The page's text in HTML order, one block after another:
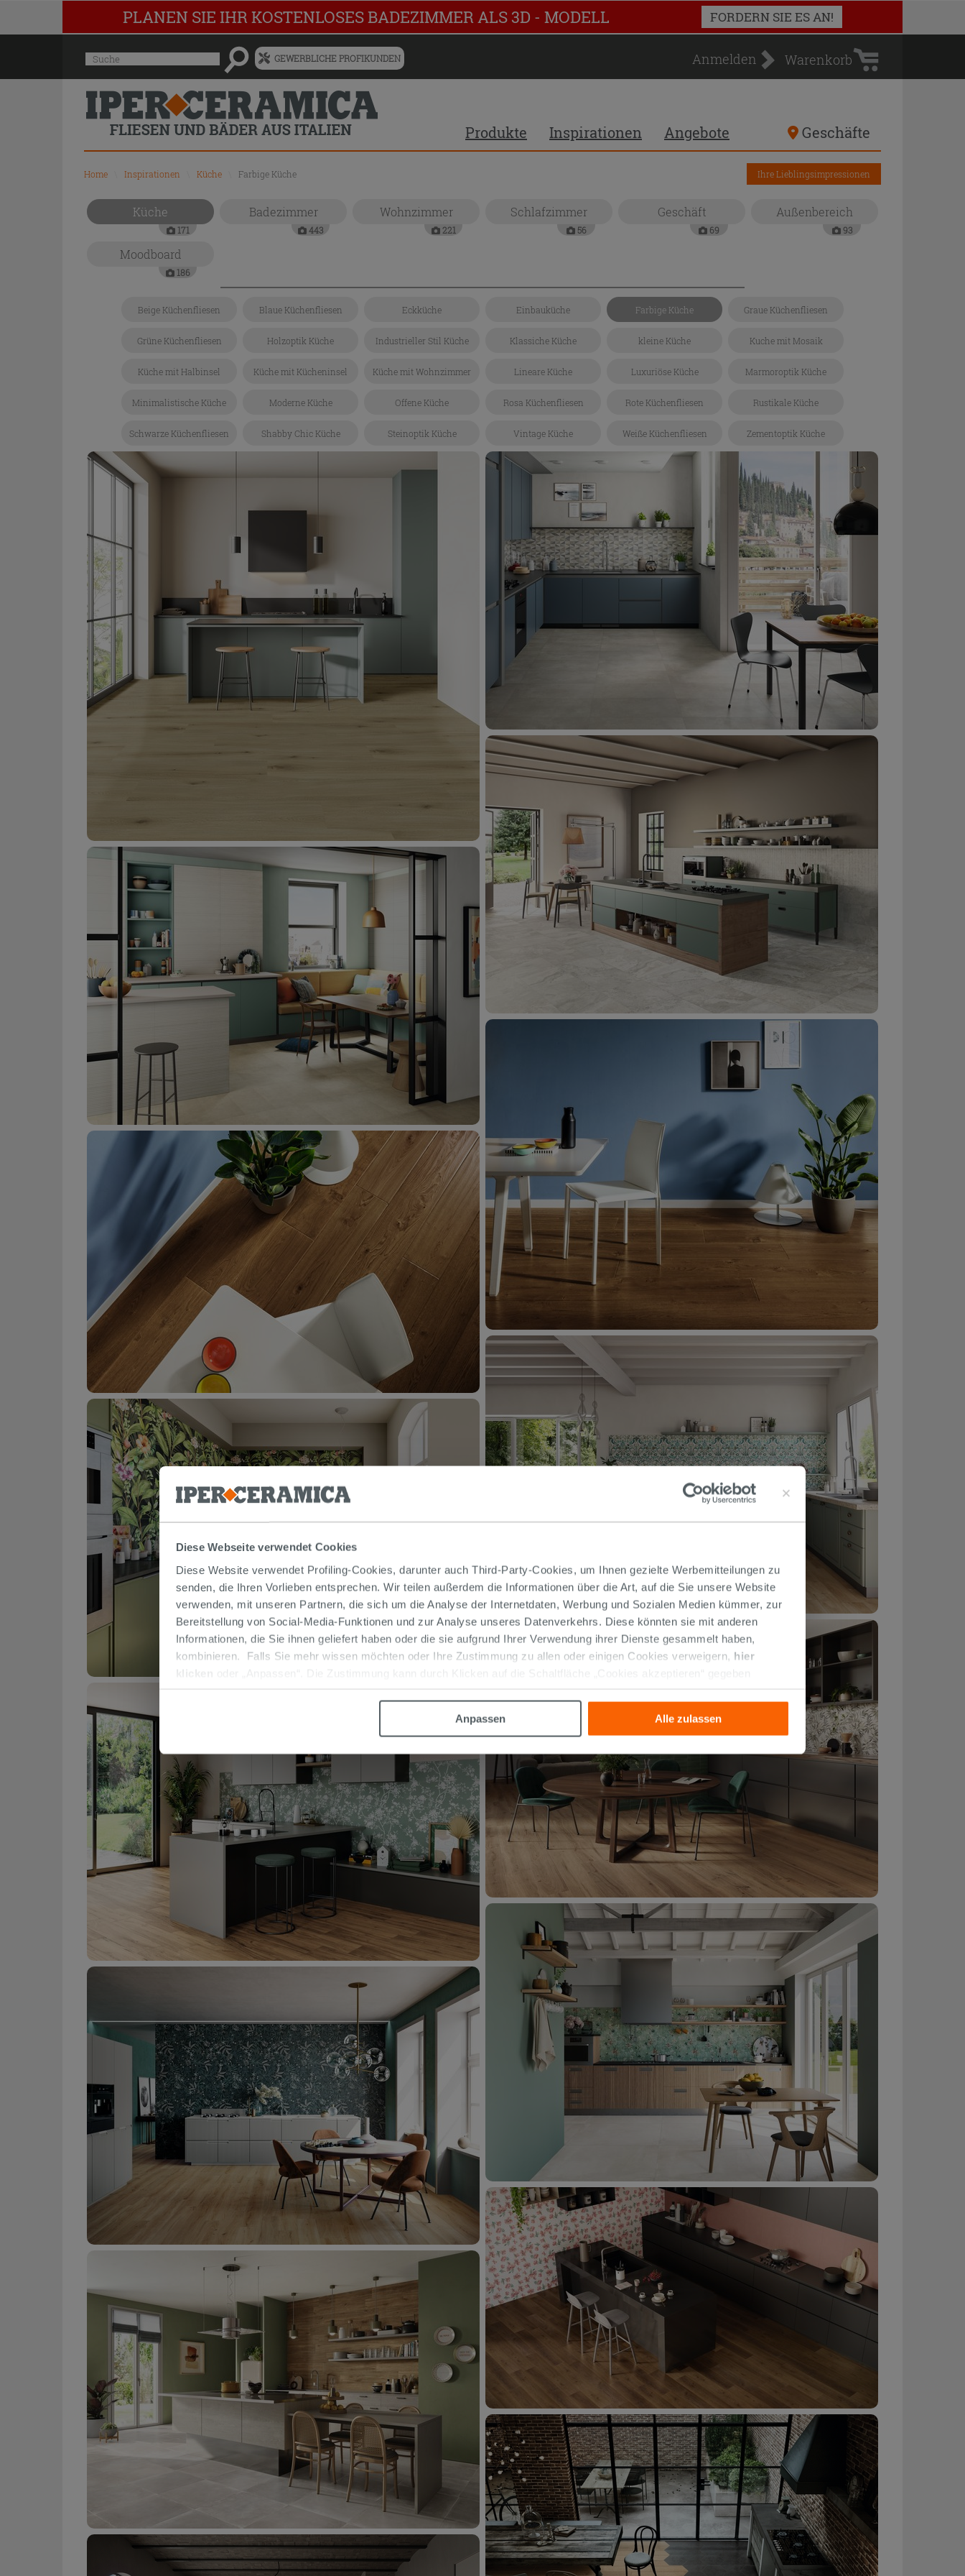
Diese Webseite verwendet Cookies
Diese Website verwendet Profiling-Cookies, darunter auch Third-Party-Cookies, um Ihnen gezielte Werbemitteilungen zu
senden, die Ihren Vorlieben entsprechen. Wir teilen außerdem die Informationen über die Art, auf die Sie unsere Website
verwenden, mit unseren Partnern, die sich um die Analyse der Internetdaten, Werbung und Sozialen Medien kümmer, zur
Bereitstellung von Social-Media-Funktionen und zur Analyse unseres Datenverkehrs. Diese könnten sie mit anderen
Informationen, die Sie ihnen geliefert haben oder die sie aufgrund Ihrer Verwendung ihrer Dienste gesammelt haben,
kombinieren. Falls Sie mehr wissen möchten oder Ihre Zustimmung zu allen oder einigen Cookies verweigern, hier
klicken
oder „Anpassen“. Die Zustimmung kann durch Klicken auf die Schaltfläche „Cookies akzeptieren“ gegeben
werden. Wenn Sie auf die Schaltfläche "X" klicken, können Sie das Surfen erst nach der Installation der technischen
Anpassen
Alle zulassen
PLANEN SIE IHR KOSTENLOSES BADEZIMMER ALS 3D - MODELL FORDERN SIE ES AN!
Menü
für
vorgeschlagenen
Siteinhalt
und
Suchprotokoll
Suche GEWERBLICHE PROFIKUNDEN Anmelden
Warenkorb
Warenkorb
Produkte Inspirationen Angebote Geschäfte
Home Inspirationen Küche Farbige Küche Ihre Lieblingsimpressionen
Küche
171
Badezimmer
443
Wohnzimmer
221
Schlafzimmer
56
Geschäft
69
Außenbereich
93
Moodboard
186
Beige Küchenfliesen Blaue Küchenfliesen Eckküche Einbauküche Farbige Küche Graue Küchenfliesen
Grüne Küchenfliesen Holzoptik Küche Industrieller Stil Küche Klassiche Küche kleine Küche Kuche mit Mosaik
Küche mit Halbinsel Küche mit Kücheninsel Küche mit Wohnzimmer Lineare Küche Luxuriöse Küche Marmoroptik Küche
Minimalistische Küche Moderne Küche Offene Küche Rosa Küchenfliesen Rote Küchenfliesen Rustikale Küche
Schwarze Küchenfliesen Shabby Chic Küche Steinoptik Küche Vintage Küche Weiße Küchenfliesen Zementoptik Küche